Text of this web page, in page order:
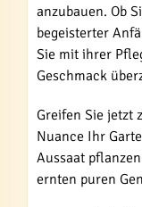
anzubauen. Ob
begeisterter
Sie mit ihrer
Geschmack
Greifen Sie jetzt
Nuance Ihr
Aussaat
ernten puren